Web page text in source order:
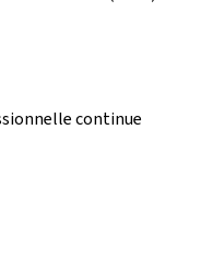
continue